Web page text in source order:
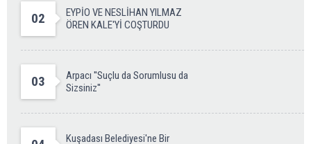
02
EYPİO VE NESLİHAN YILMAZ
ÖREN KALE'Yİ COŞTURDU
03
Arpacı ''Suçlu da Sorumlusu da
Sizsiniz''
Kuşadası Belediyesi'ne Bir